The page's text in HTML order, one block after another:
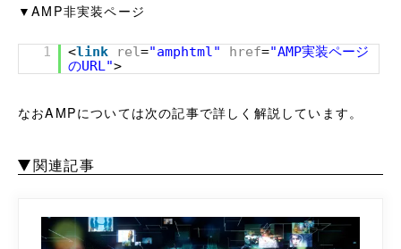
▼AMP非実装ページ
1 <link rel="amphtml" href="AMP実装ページ
のURL">
なおAMPについては次の記事で詳しく解説しています。
関連記事